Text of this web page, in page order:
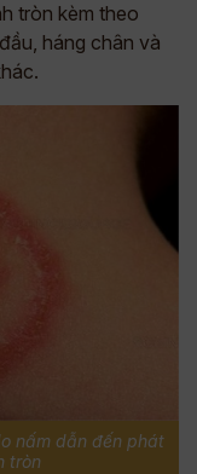
tròn kèm theo
háng chân và
nấm dẫn đến phát
tròn